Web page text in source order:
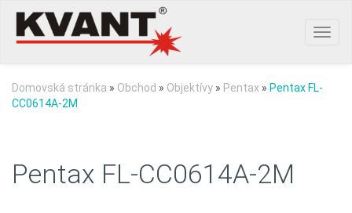
Domovská stránka » Obchod » Objektívy » Pentax » Pentax FL-
CC0614A-2M
Pentax FL-CC0614A-2M